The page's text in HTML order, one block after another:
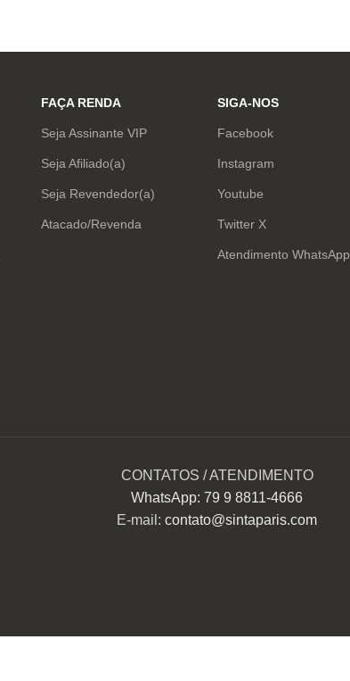
FAÇA RENDA
Seja Assinante VIP
Seja Afiliado(a)
Seja Revendedor(a)
Atacado/Revenda
SIGA-NOS
Facebook
Instagram
Youtube
Twitter X
Atendimento WhatsApp
CONTATOS / ATENDIMENTO
WhatsApp: 79 9 8811-4666
E-mail:contato@sintaparis.com